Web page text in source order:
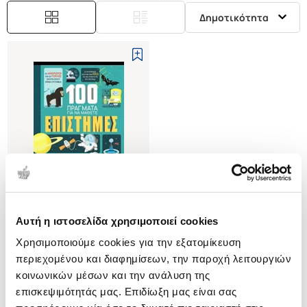
Αυτή η ιστοσελίδα χρησιμοποιεί cookies
Χρησιμοποιούμε cookies για την εξατομίκευση
περιεχομένου και διαφημίσεων, την παροχή λειτουργιών
κοινωνικών μέσων και την ανάλυση της
επισκεψιμότητάς μας. Επιδίωξη μας είναι σας
Δημοτικότητα
(0)
Επιστήμες (σκληρόδετη έκδοση)
100 Πράγματα για να μάθετε 2
FRITH ALEX
Κωδ. Πολιτείας:9605-1166